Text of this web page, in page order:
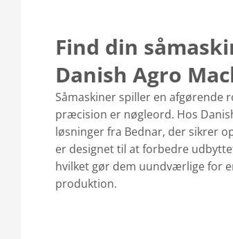
Find din
Danish Agro
Såmaskiner spiller en afgørende
præcision er nøgleord. Hos
løsninger fra Bednar, der sikrer
er designet til at forbedre
hvilket gør dem uundværlige for
produktion.